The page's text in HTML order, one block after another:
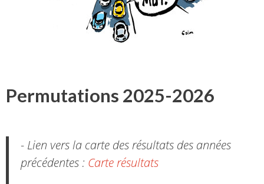
Permutations 2025-2026
- Lien vers la carte des résultats des années
précédentes : Carte résultats